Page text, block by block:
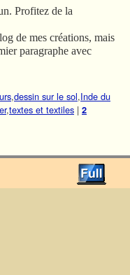
Profitez de la
de mes créations, mais
paragraphe avec
,dessin sur le sol,Inde du
,textes et textiles | 2